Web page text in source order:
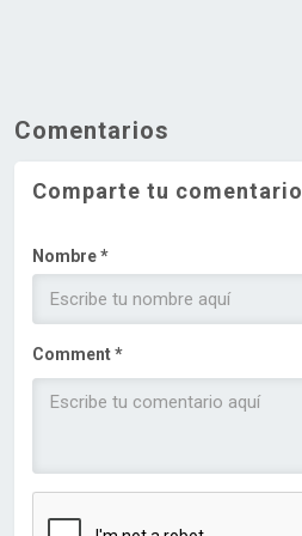
Comentarios
Comparte tu comentario
Nombre *
Comment *